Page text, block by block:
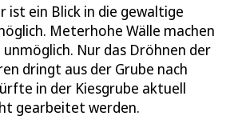
ist ein Blick in die gewaltige
Meterhohe Wälle machen
unmöglich. Nur das Dröhnen der
dringt aus der Grube nach
in der Kiesgrube aktuell
gearbeitet werden.